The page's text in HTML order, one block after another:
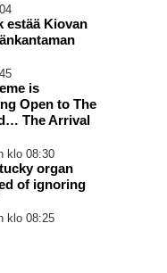
estää Kiovan
is
Open to The
The Arrival
klo 08:30
organ
of ignoring
klo 08:25